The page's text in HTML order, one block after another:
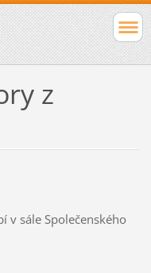
z
v sále Společenského